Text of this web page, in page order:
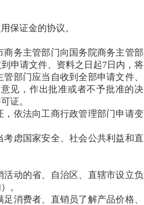
保证金的协议。
务主管部门向国务院商务主管部
申请文件、资料之日起7日内，将
部门应当自收到全部申请文件、
见，作出批准或者不予批准的决
证。
依法向工商行政管理部门申请变
虑国家安全、社会公共利益和直
动的省、自治区、直辖市设立负
。
消费者、直销员了解产品价格、